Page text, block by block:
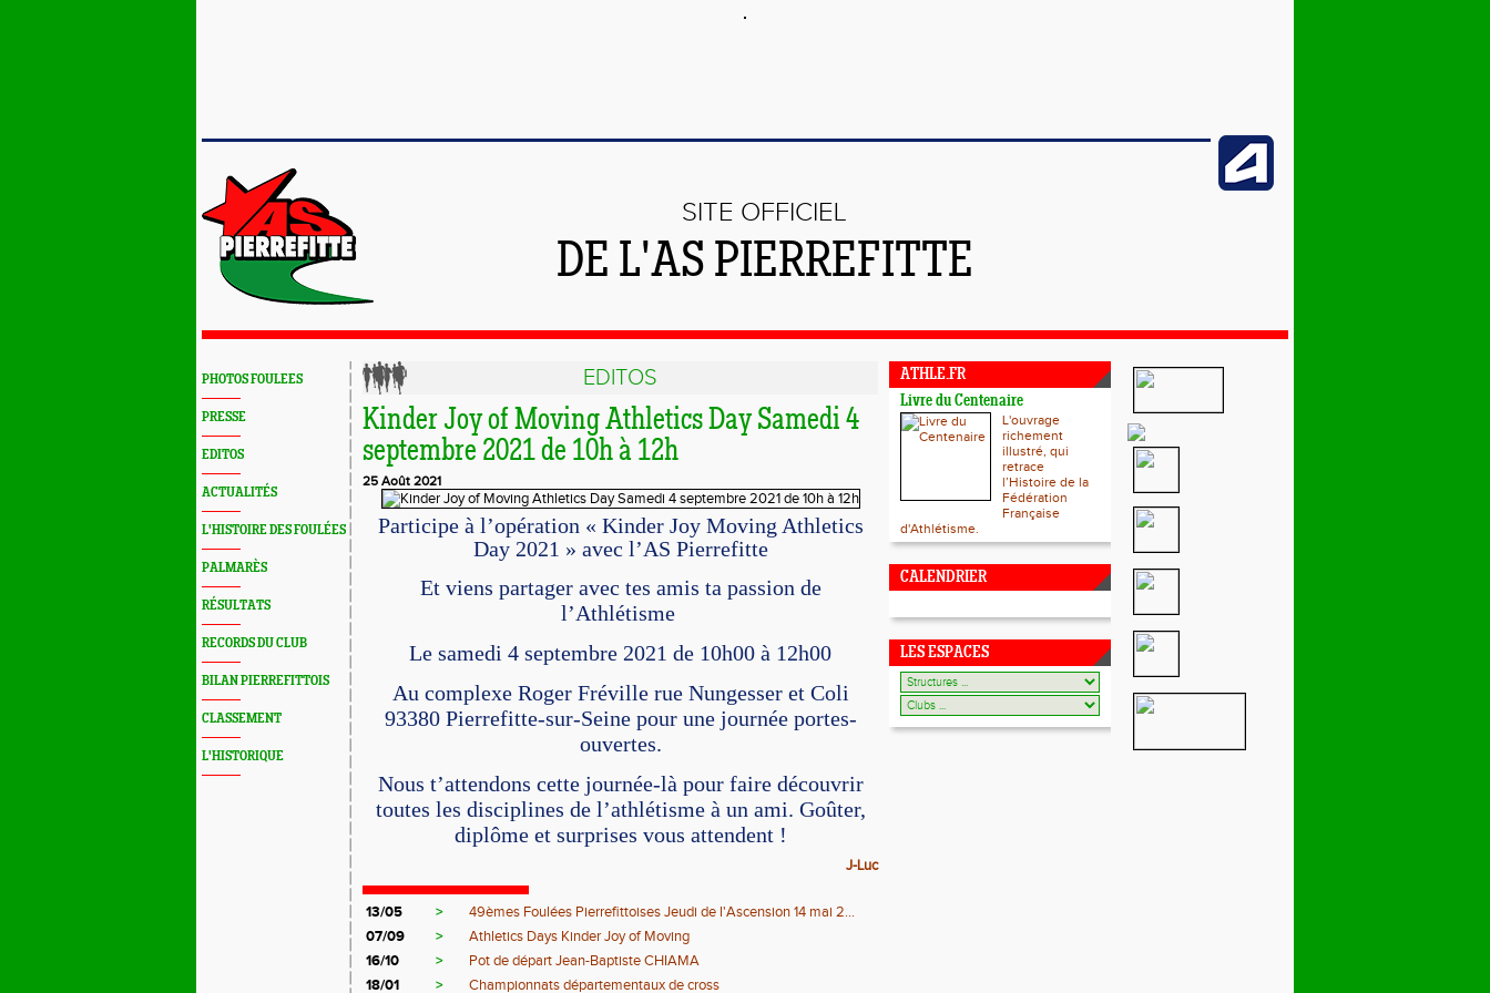
SITE OFFICIEL
DE L'AS PIERREFITTE
PHOTOS FOULEES
PRESSE
EDITOS
ACTUALITÉS
L'HISTOIRE DES FOULÉES
PALMARÈS
RÉSULTATS
RECORDS DU CLUB
BILAN PIERREFITTOIS
CLASSEMENT
L'HISTORIQUE
EDITOS
Kinder Joy of Moving Athletics Day Samedi 4
septembre 2021 de 10h à 12h
25 Août 2021
Participe à l’opération « Kinder Joy Moving Athletics
Day 2021 » avec l’AS Pierrefitte
Et viens partager avec tes amis ta passion de
l’Athlétisme
Le samedi 4 septembre 2021 de 10h00 à 12h00
Au complexe Roger Fréville rue Nungesser et Coli
93380 Pierrefitte-sur-Seine pour une journée portes-
ouvertes.
Nous t’attendons cette journée-là pour faire découvrir
toutes les disciplines de l’athlétisme à un ami. Goûter,
diplôme et surprises vous attendent !
J-Luc
13/05 >
49èmes Foulées Pierrefittoises Jeudi de l'Ascension 14 mai 2...
07/09
>
Athletics Days Kinder Joy of Moving
16/10
>
Pot de départ Jean-Baptiste CHIAMA
18/01
> Championnats départementaux de cross
ATHLE.FR
Livre du Centenaire
L'ouvrage
richement
illustré, qui
retrace
l’Histoire de la
Fédération
Française
d'Athlétisme.
CALENDRIER
LES ESPACES